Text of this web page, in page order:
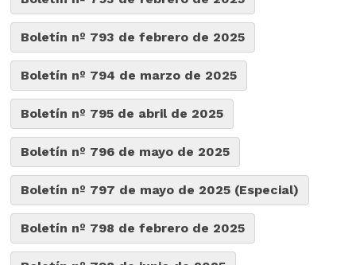
Boletín nº 793 de febrero de 2025
Boletín nº 794 de marzo de 2025
Boletín nº 795 de abril de 2025
Boletín nº 796 de mayo de 2025
Boletín nº 797 de mayo de 2025 (Especial)
Boletín nº 798 de febrero de 2025